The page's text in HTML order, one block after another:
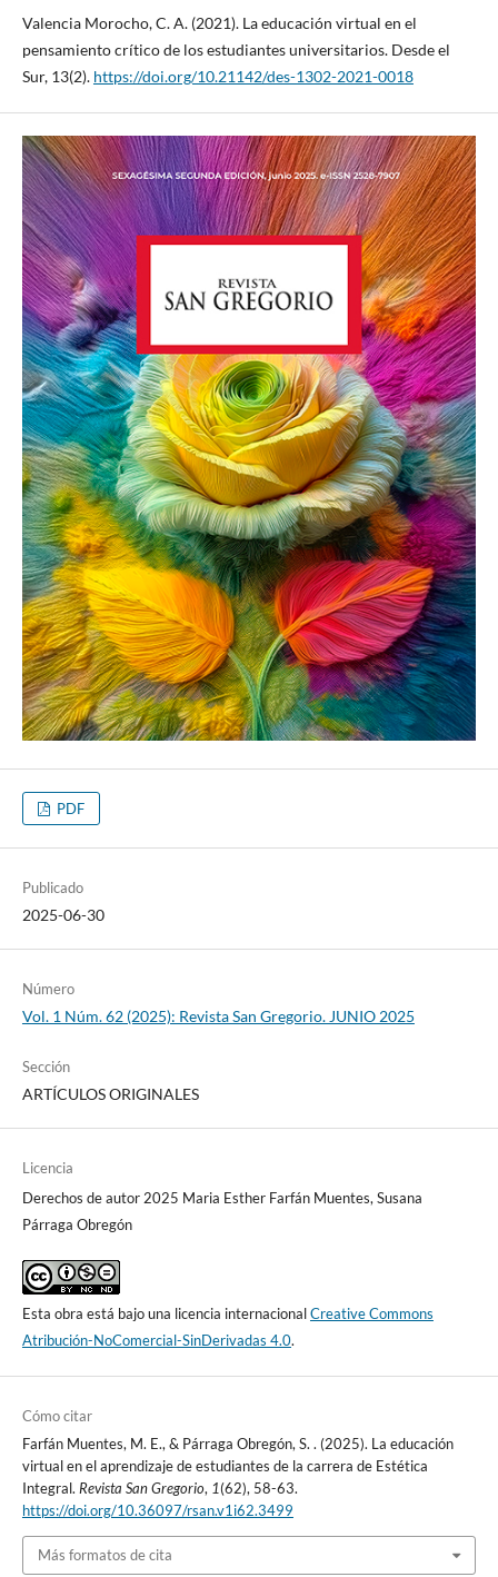
Valencia Morocho, C. A. (2021). La educación virtual en el
pensamiento crítico de los estudiantes universitarios. Desde el
Sur, 13(2). https://doi.org/10.21142/des-1302-2021-0018
PDF
Publicado
2025-06-30
Número
Vol. 1 Núm. 62 (2025): Revista San Gregorio. JUNIO 2025
Sección
ARTÍCULOS ORIGINALES
Licencia
Derechos de autor 2025 Maria Esther Farfán Muentes, Susana
Párraga Obregón
Esta obra está bajo una licencia internacionalCreative Commons
Atribución-NoComercial-SinDerivadas 4.0.
Cómo citar
Farfán Muentes, M. E., & Párraga Obregón, S. . (2025). La educación
virtual en el aprendizaje de estudiantes de la carrera de Estética
Integral. Revista San Gregorio, 1(62), 58-63.
https://doi.org/10.36097/rsan.v1i62.3499
Más formatos de cita